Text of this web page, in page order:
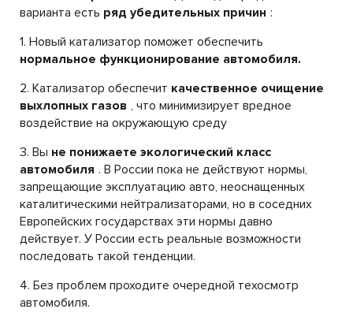
варианта есть ряд убедительных причин :
1. Новый катализатор поможет обеспечить
нормальное функционирование автомобиля.
2. Катализатор обеспечит качественное очищение
выхлопных газов , что минимизирует вредное
воздействие на окружающую среду
3. Вы не понижаете экологический класс
автомобиля . В России пока не действуют нормы,
запрещающие эксплуатацию авто, неоснащенных
каталитическими нейтрализаторами, но в соседних
Европейских государствах эти нормы давно
действует. У России есть реальные возможности
последовать такой тенденции.
4. Без проблем проходите очередной техосмотр
автомобиля.